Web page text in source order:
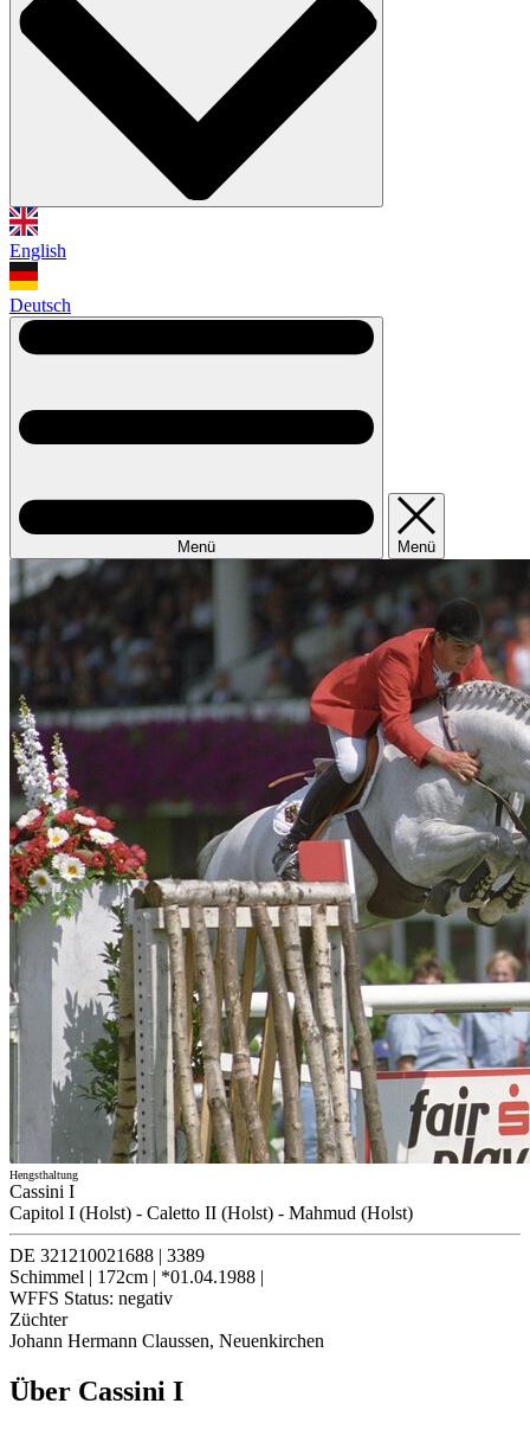
English
Deutsch
Menü Menü
Hengsthaltung
Cassini I
Capitol I (Holst) - Caletto II (Holst) - Mahmud (Holst)
DE 321210021688 | 3389
Schimmel | 172cm | *01.04.1988 |
WFFS Status: negativ
Züchter
Johann Hermann Claussen, Neuenkirchen
Über Cassini I